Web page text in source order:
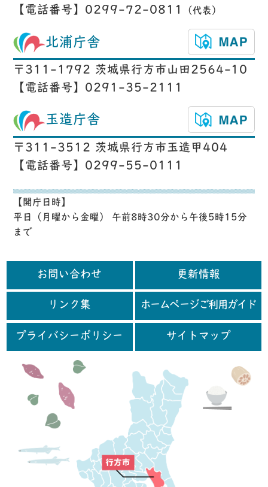
【電話番号】0299-72-0811
（代表）
北浦庁舎
〒311-1792 茨城県行方市山田2564-10
【電話番号】0291-35-2111
玉造庁舎
〒311-3512 茨城県行方市玉造甲404
【電話番号】0299-55-0111
【開庁日時】
平日（月曜から金曜） 午前8時30分から午後5時15分
まで
お問い合わせ 更新情報
リンク集 ホームページご利用ガイド
プライバシーポリシー サイトマップ